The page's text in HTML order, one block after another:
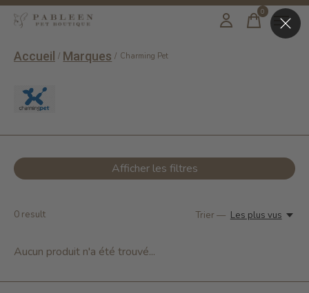
0items
Accueil / Marques / Charming Pet
Charming Pet
Afficher les filtres
0 result Trier — Les plus vus
Aucun produit n'a été trouvé...